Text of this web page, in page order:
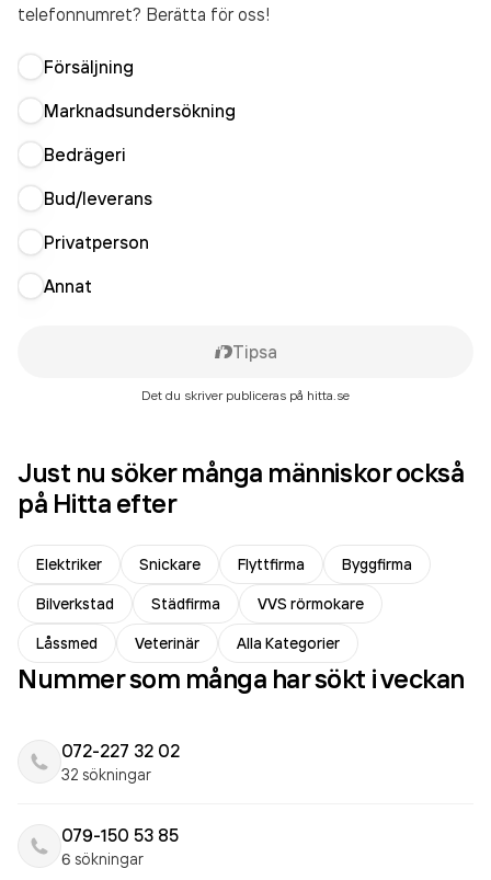
telefonnumret? Berätta för oss!
Försäljning
Marknadsundersökning
Bedrägeri
Bud/leverans
Privatperson
Annat
Tipsa
Det du skriver publiceras på hitta.se
Just nu söker många människor också
på Hitta efter
Elektriker Snickare Flyttfirma
Byggfirma
Bilverkstad
Städfirma
VVS rörmokare
Låssmed
Veterinär Alla Kategorier
Nummer som många har sökt i veckan
072-227 32 02
32 sökningar
079-150 53 85
6 sökningar